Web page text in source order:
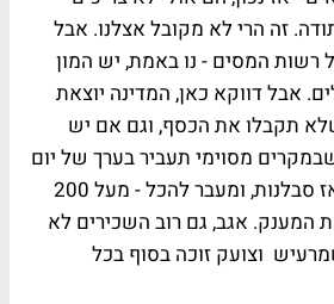
זה הרי לא מקובל אצלנו. אבל
המסים - נו באמת, יש המון
אבל דווקא כאן, המדינה יוצאת
תקבלו את הכסף, וגם אם יש
מסוימי תעביר בערך של יום
קודם/ ימים קודמים. אז סבלנות, ומעבר להכל - מעל 200
המענק. אגב, גם רוב השכירים לא
וצועק זוכה בסוף בכל